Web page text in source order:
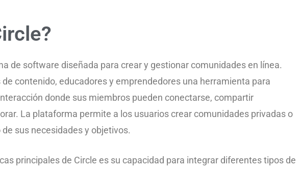
de software diseñada para crear y gestionar comunidades en línea.
de contenido, educadores y emprendedores una herramienta para
donde sus miembros pueden conectarse, compartir
La plataforma permite a los usuarios crear comunidades privadas o
sus necesidades y objetivos.
principales de Circle es su capacidad para integrar diferentes tipos de